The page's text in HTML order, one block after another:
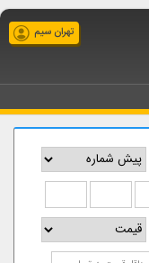
تهران سیم